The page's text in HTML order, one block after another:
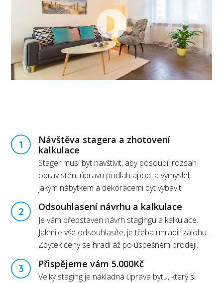
1
Návštěva stagera a zhotovení
kalkulace
Stager musí byt navštívit, aby posoudil rozsah
oprav stěn, úpravu podlah apod. a vymyslel,
jakým nábytkem a dekoracemi byt vybavit.
2 Odsouhlasení návrhu a kalkulace
Je vám představen návrh stagingu a kalkulace.
Jakmile vše odsouhlasíte, je třeba uhradit zálohu.
Zbytek ceny se hradí až po úspešném prodeji.
3 Přispějeme vám 5.000Kč
Velký staging je nákladná úprava bytu, který si